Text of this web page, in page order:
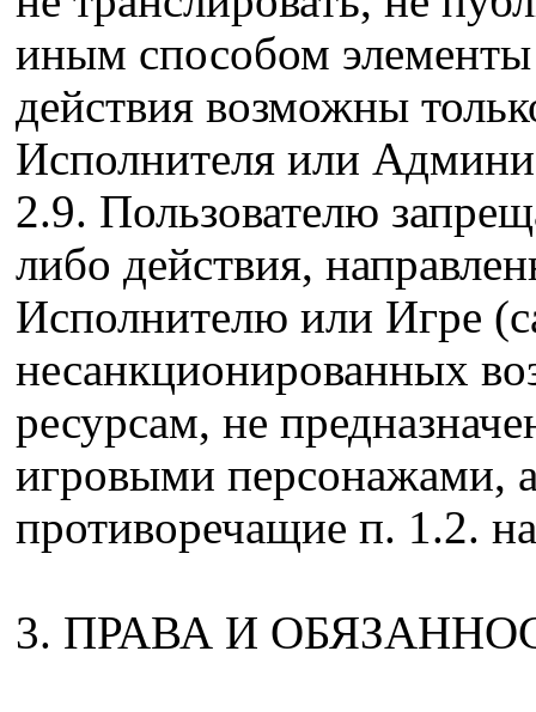
иным способом
действия возможны
Исполнителя или
2.9. Пользователю
либо действия,
Исполнителю или Игре
несанкционированных
ресурсам, не
игровыми персонажами,
противоречащие п. 1.2.
3. ПРАВА И